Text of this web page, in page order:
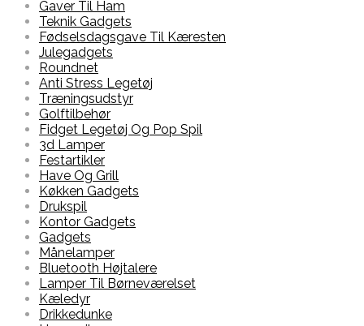
Gaver Til Ham
Teknik Gadgets
Fødselsdagsgave Til Kæresten
Julegadgets
Roundnet
Anti Stress Legetøj
Træningsudstyr
Golftilbehør
Fidget Legetøj Og Pop Spil
3d Lamper
Festartikler
Have Og Grill
Køkken Gadgets
Drukspil
Kontor Gadgets
Gadgets
Månelamper
Bluetooth Højtalere
Lamper Til Børneværelset
Kæledyr
Drikkedunke